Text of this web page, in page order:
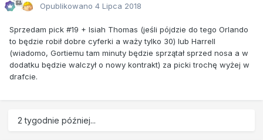
Opublikowano 4 Lipca 2018
Sprzedam pick #19 + Isiah Thomas (jeśli pójdzie do tego Orlando
to będzie robił dobre cyferki a waży tylko 30) lub Harrell
(wiadomo, Gortiemu tam minuty będzie sprzątał sprzed nosa a w
dodatku będzie walczył o nowy kontrakt) za picki trochę wyżej w
drafcie.
2 tygodnie później...